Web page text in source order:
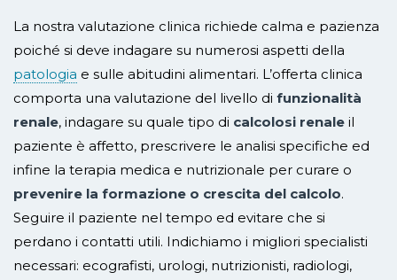
La nostra valutazione clinica richiede calma e pazienza
poiché si deve indagare su numerosi aspetti della
patologia e sulle abitudini alimentari. L’offerta clinica
comporta una valutazione del livello di funzionalità
renale, indagare su quale tipo di calcolosi renale il
paziente è affetto, prescrivere le analisi specifiche ed
infine la terapia medica e nutrizionale per curare o
prevenire la formazione o crescita del calcolo.
Seguire il paziente nel tempo ed evitare che si
perdano i contatti utili. Indichiamo i migliori specialisti
necessari: ecografisti, urologi, nutrizionisti, radiologi,